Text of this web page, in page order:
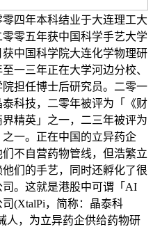
四年本科结业于大连理工大
零五年获中国科学手艺大学
中国科学院大连化学物理研
一三年正在大学河边分校、
担任博士后研究员。二零一
科技，二零年被评为「《财
精英」之一，二三年被评为
之一。正在中国的立异药企
不自营药物管线，但浩繁立
们的手艺，同时还孵化了很
。这就是港股中可谓「AI
(XtalPi，简称：晶泰科
人，为立异药企供给药物研